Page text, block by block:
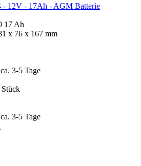
12V - 17Ah - AGM Batterie
17 Ah
x 76 x 167 mm
ca. 3-5 Tage
ca. 3-5 Tage